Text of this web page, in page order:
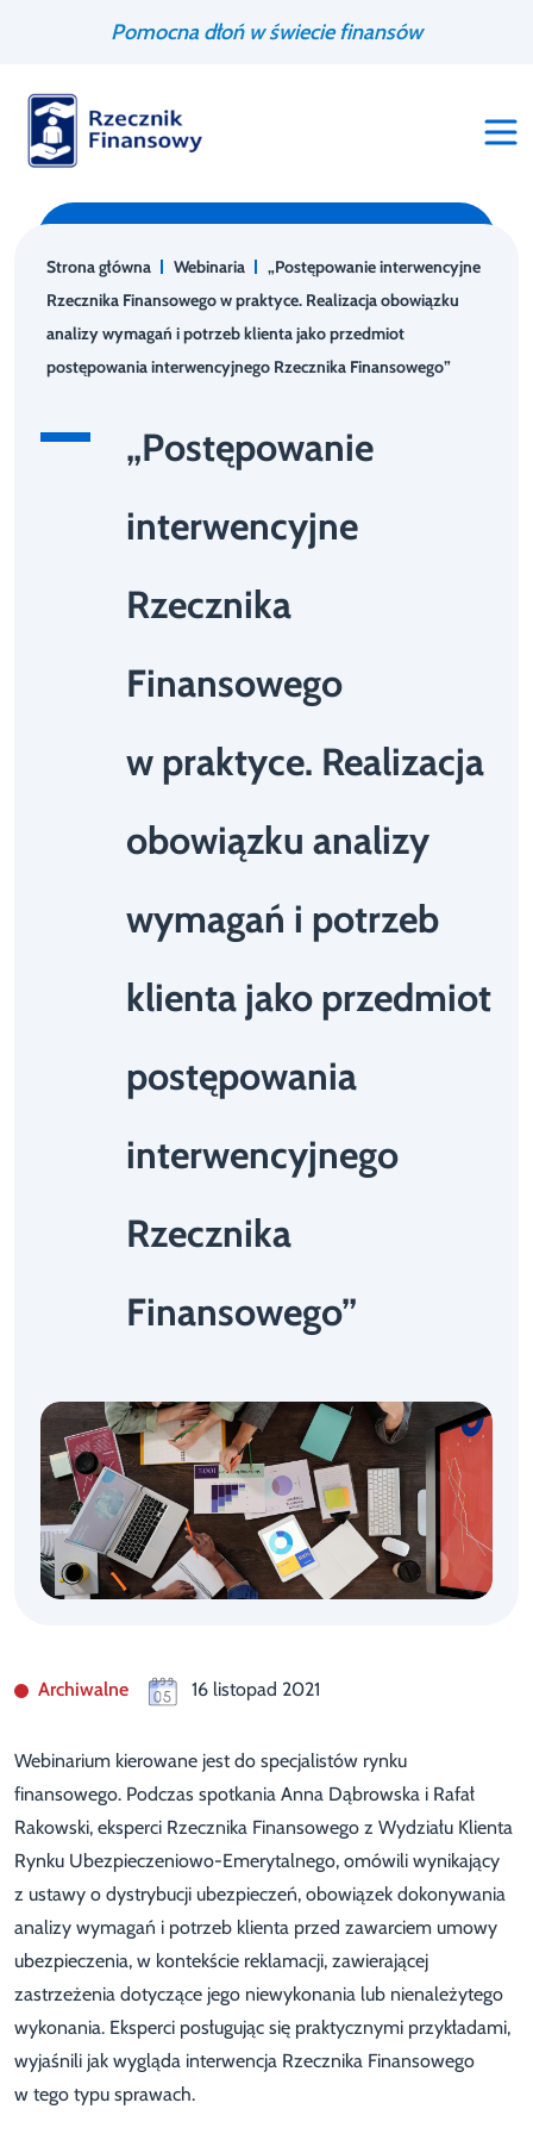
Pomocna dłoń w świecie finansów
Strona główna Webinaria
„Postępowanie interwencyjne
Rzecznika Finansowego w praktyce. Realizacja obowiązku
analizy wymagań i potrzeb klienta jako przedmiot
postępowania interwencyjnego Rzecznika Finansowego”
„Postępowanie
interwencyjne
Rzecznika
Finansowego
w praktyce. Realizacja
obowiązku analizy
wymagań i potrzeb
klienta jako przedmiot
postępowania
interwencyjnego
Rzecznika
Finansowego”
Archiwalne 16 listopad 2021
Webinarium kierowane jest do specjalistów rynku
finansowego. Podczas spotkania Anna Dąbrowska i Rafał
Rakowski, eksperci Rzecznika Finansowego z Wydziału Klienta
Rynku Ubezpieczeniowo-Emerytalnego, omówili wynikający
z ustawy o dystrybucji ubezpieczeń, obowiązek dokonywania
analizy wymagań i potrzeb klienta przed zawarciem umowy
ubezpieczenia, w kontekście reklamacji, zawierającej
zastrzeżenia dotyczące jego niewykonania lub nienależytego
wykonania. Eksperci posługując się praktycznymi przykładami,
wyjaśnili jak wygląda interwencja Rzecznika Finansowego
w tego typu sprawach.